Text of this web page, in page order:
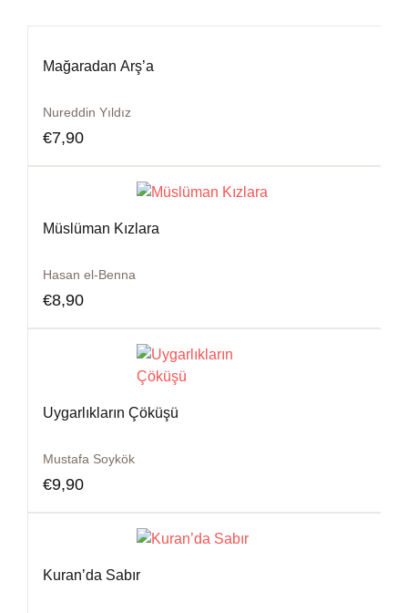
Mağaradan Arş’a
Nureddin Yıldız
€7,90
Müslüman Kızlara
Hasan el-Benna
€8,90
Uygarlıkların Çöküşü
Mustafa Soykök
€9,90
Kuran’da Sabır